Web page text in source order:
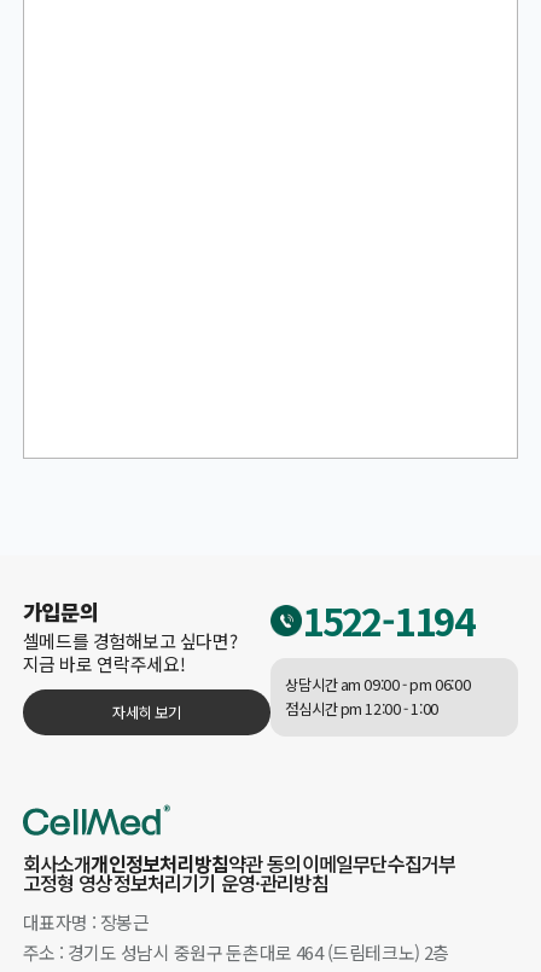
가입문의
셀메드를 경험해보고 싶다면?
지금 바로 연락주세요!
자세히 보기
1522-1194
상담시간 am 09:00 - pm 06:00
점심시간 pm 12:00 - 1:00
회사소개개인정보처리방침약관 동의이메일무단수집거부
고정형 영상정보처리기기 운영·관리방침
대표자명 : 장봉근
주소 : 경기도 성남시 중원구 둔촌대로 464 (드림테크노) 2층